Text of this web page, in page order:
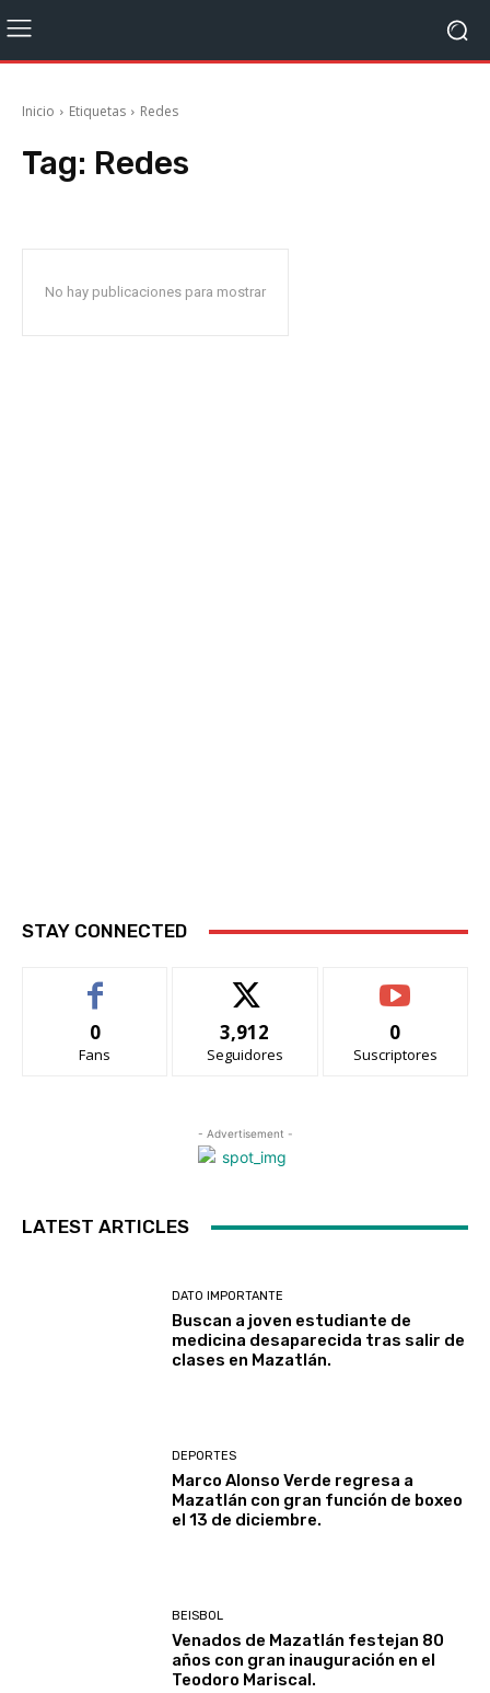
Inicio Etiquetas Redes
Tag: Redes
No hay publicaciones para mostrar
STAY CONNECTED
0
Fans
3,912
Seguidores
0
Suscriptores
- Advertisement -
LATEST ARTICLES
DATO IMPORTANTE
Buscan a joven estudiante de
medicina desaparecida tras salir de
clases en Mazatlán.
DEPORTES
Marco Alonso Verde regresa a
Mazatlán con gran función de boxeo
el 13 de diciembre.
BEISBOL
Venados de Mazatlán festejan 80
años con gran inauguración en el
Teodoro Mariscal.